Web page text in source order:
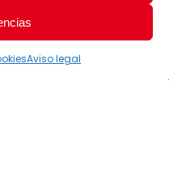
Aviso legal